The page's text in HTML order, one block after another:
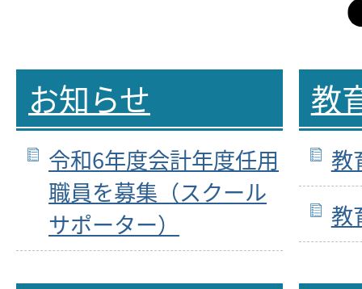
お知らせ
令和6年度会計年度任用
職員を募集（スクール
サポーター）
教
教
教